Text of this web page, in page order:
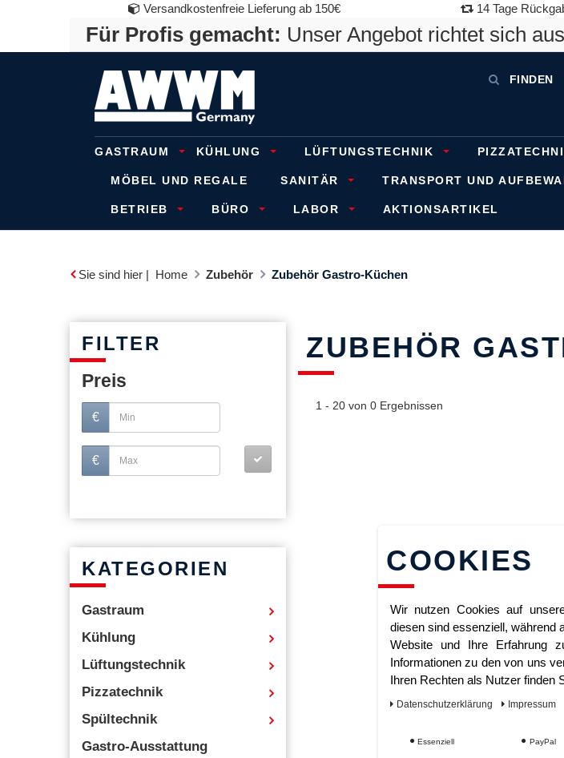
Versandkostenfreie Lieferung ab 150€ 14 Tage
Für Profis gemacht: Unser Angebot richtet sich
FINDEN
GASTRAUM KÜHLUNG LÜFTUNGSTECHNIK
MÖBEL UND REGALE SANITÄR TRANSPORT UND
BETRIEB BÜRO LABOR AKTIONSARTIKEL
Sie sind hier | Home Zubehör Zubehör Gastro-Küchen
FILTER
Preis
€
€
KATEGORIEN
Gastraum
Kühlung
Lüftungstechnik
Pizzatechnik
Spültechnik
Gastro-Ausstattung
ZUBEHÖR
1 - 20 von 0 Ergebnissen
COOKIES
Wir nutzen Cookies auf
diesen sind essenziell, während
Website und Ihre Erfahrung
Informationen zu den von uns
Ihren Rechten als Nutzer finden
Daten­schutz­erklärung Impressum
Essenziell PayPal